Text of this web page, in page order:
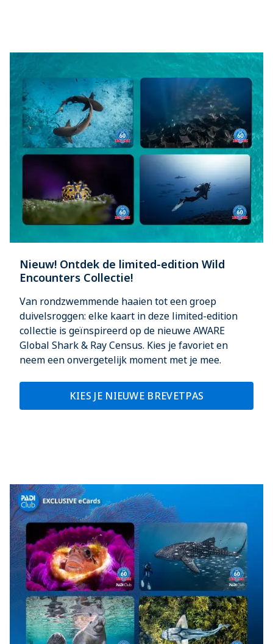
Nieuw! Ontdek de limited-edition Wild
Encounters Collectie!
Van rondzwemmende haaien tot een groep
duivelsroggen: elke kaart in deze limited-edition
collectie is geïnspireerd op de nieuwe AWARE
Global Shark & Ray Census. Kies je favoriet en
neem een onvergetelijk moment met je mee.
KIES JE NIEUWE BREVETPAS